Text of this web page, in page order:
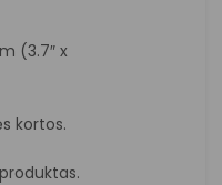
(3.7″ x
kortos.